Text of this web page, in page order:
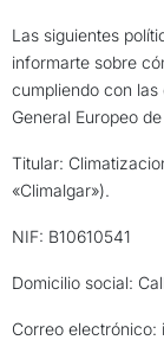
Las siguientes
informarte sobre
cumpliendo con las
General Europeo
Titular:
«Climalgar»).
NIF: B10610541
Domicilio social:
Correo electrónico: